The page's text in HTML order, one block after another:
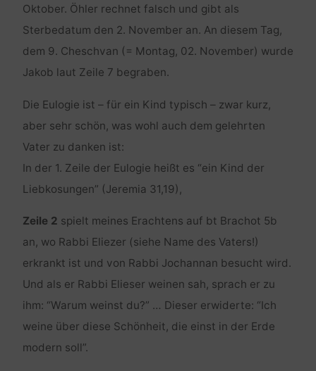
Oktober. Öhler rechnet falsch und gibt als
Sterbedatum den 2. November an. An diesem Tag,
dem 9. Cheschvan (= Montag, 02. November) wurde
Jakob laut Zeile 7 begraben.
Die Eulogie ist – für ein Kind typisch – zwar kurz,
aber sehr schön, was wohl auch dem gelehrten
Vater zu danken ist:
In der 1. Zeile der Eulogie heißt es “ein Kind der
Liebkosungen” (Jeremia 31,19),
Zeile 2 spielt meines Erachtens auf bt Brachot 5b
an, wo Rabbi Eliezer (siehe Name des Vaters!)
erkrankt ist und von Rabbi Jochannan besucht wird.
Und als er Rabbi Elieser weinen sah, sprach er zu
ihm: “Warum weinst du?” … Dieser erwiderte: “Ich
weine über diese Schönheit, die einst in der Erde
modern soll”.